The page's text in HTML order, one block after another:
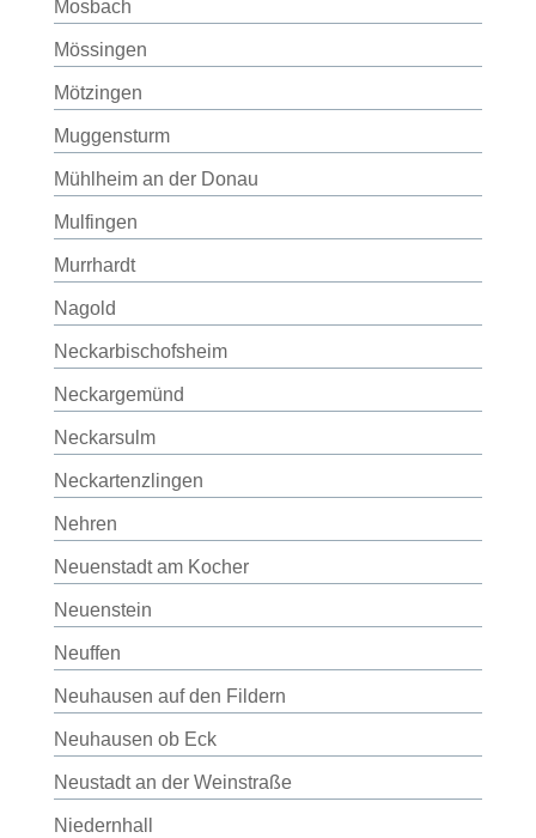
Mosbach
Mössingen
Mötzingen
Muggensturm
Mühlheim an der Donau
Mulfingen
Murrhardt
Nagold
Neckarbischofsheim
Neckargemünd
Neckarsulm
Neckartenzlingen
Nehren
Neuenstadt am Kocher
Neuenstein
Neuffen
Neuhausen auf den Fildern
Neuhausen ob Eck
Neustadt an der Weinstraße
Niedernhall